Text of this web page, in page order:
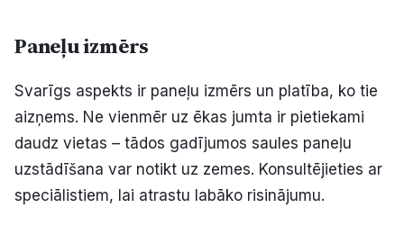
Ziņo redakcijai
Facebook Instagram YouTube
Paneļu izmērs
Svarīgs aspekts ir paneļu izmērs un platība, ko tie
aizņems. Ne vienmēr uz ēkas jumta ir pietiekami
daudz vietas – tādos gadījumos saules paneļu
uzstādīšana var notikt uz zemes. Konsultējieties ar
speciālistiem, lai atrastu labāko risinājumu.